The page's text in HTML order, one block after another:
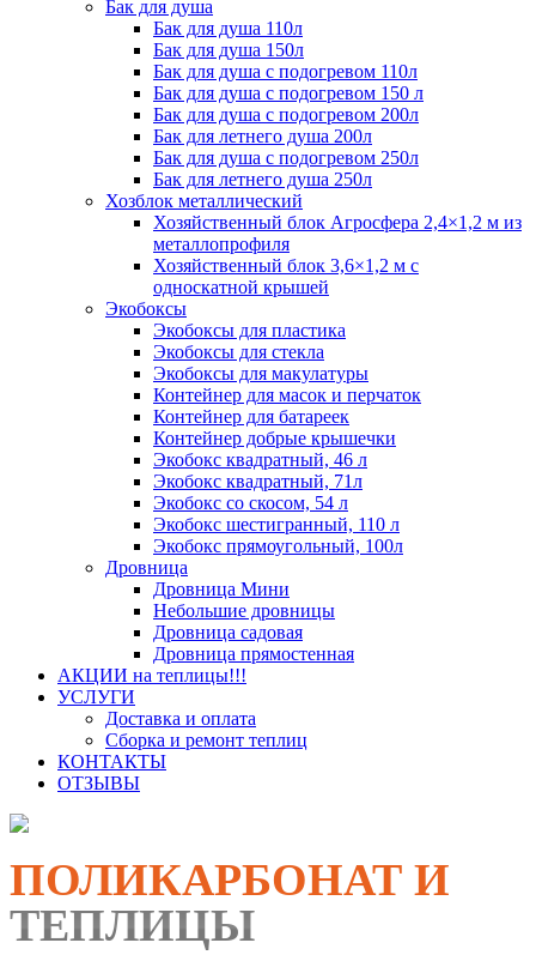
Бак для душа
Бак для душа 110л
Бак для душа 150л
Бак для душа с подогревом 110л
Бак для душа с подогревом 150 л
Бак для душа с подогревом 200л
Бак для летнего душа 200л
Бак для душа с подогревом 250л
Бак для летнего душа 250л
Хозблок металлический
Хозяйственный блок Агросфера 2,4×1,2 м из
металлопрофиля
Хозяйственный блок 3,6×1,2 м с
односкатной крышей
Экобоксы
Экобоксы для пластика
Экобоксы для стекла
Экобоксы для макулатуры
Контейнер для масок и перчаток
Контейнер для батареек
Контейнер добрые крышечки
Экобокс квадратный, 46 л
Экобокс квадратный, 71л
Экобокс со скосом, 54 л
Экобокс шестигранный, 110 л
Экобокс прямоугольный, 100л
Дровница
Дровница Мини
Небольшие дровницы
Дровница садовая
Дровница прямостенная
АКЦИИ на теплицы!!!
УСЛУГИ
Доставка и оплата
Сборка и ремонт теплиц
КОНТАКТЫ
ОТЗЫВЫ
ПОЛИКАРБОНАТ И
ТЕПЛИЦЫ